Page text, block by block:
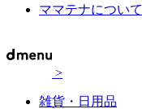
ママテナについて
>
雑貨・日用品